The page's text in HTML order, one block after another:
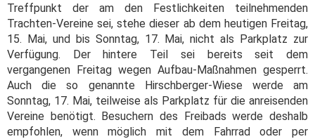
Treffpunkt der am den Festlichkeiten teilnehmenden
Trachten-Vereine sei, stehe dieser ab dem heutigen Freitag,
15. Mai, und bis Sonntag, 17. Mai, nicht als Parkplatz zur
Verfügung. Der hintere Teil sei bereits seit dem
vergangenen Freitag wegen Aufbau-Maßnahmen gesperrt.
Auch die so genannte Hirschberger-Wiese werde am
Sonntag, 17. Mai, teilweise als Parkplatz für die anreisenden
Vereine benötigt. Besuchern des Freibads werde deshalb
empfohlen, wenn möglich mit dem Fahrrad oder per